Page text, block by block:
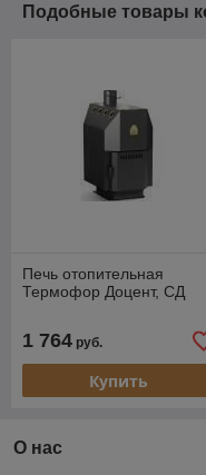
Подобные товары
Печь отопительная
Термофор Доцент, СД
1 764 руб.
Купить
О нас